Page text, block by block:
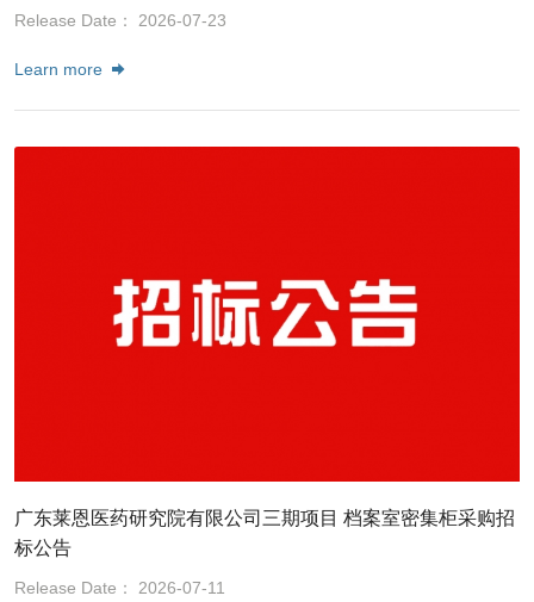
Release Date： 2026-07-23
Learn more
广东莱恩医药研究院有限公司三期项目 档案室密集柜采购招
标公告
Release Date： 2026-07-11